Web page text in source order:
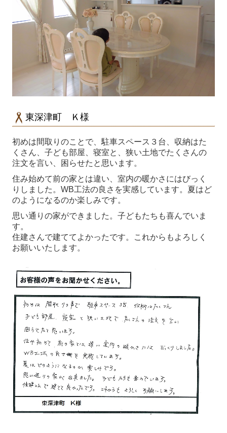
東深津町 Ｋ様
初めは間取りのことで、駐車スペース３台、収納はた
くさん、子ども部屋、寝室と、狭い土地でたくさんの
注文を言い、困らせたと思います。
住み始めて前の家とは違い、室内の暖かさにはびっく
りしました。WB工法の良さを実感しています。夏はど
のようになるのか楽しみです。
思い通りの家ができました。子どもたちも喜んでいま
す。
住建さんで建ててよかったです。これからもよろしく
お願いいたします。